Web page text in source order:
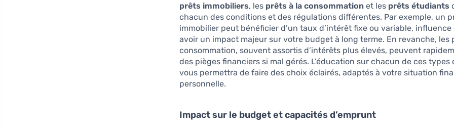
prêts immobiliers, les prêts à la consommation et les prêts étudiants
chacun des conditions et des régulations différentes. Par exemple, un
immobilier peut bénéficier d’un taux d’intérêt fixe ou variable,
avoir un impact majeur sur votre budget à long terme. En revanche, les
consommation, souvent assortis d’intérêts plus élevés, peuvent
des pièges financiers si mal gérés. L’éducation sur chacun de ces types
vous permettra de faire des choix éclairés, adaptés à votre situation
personnelle.
Impact sur le budget et capacités d’emprunt